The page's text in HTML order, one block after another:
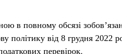
в повному обсязі
політику від 8 грудня 2022
перевірок.